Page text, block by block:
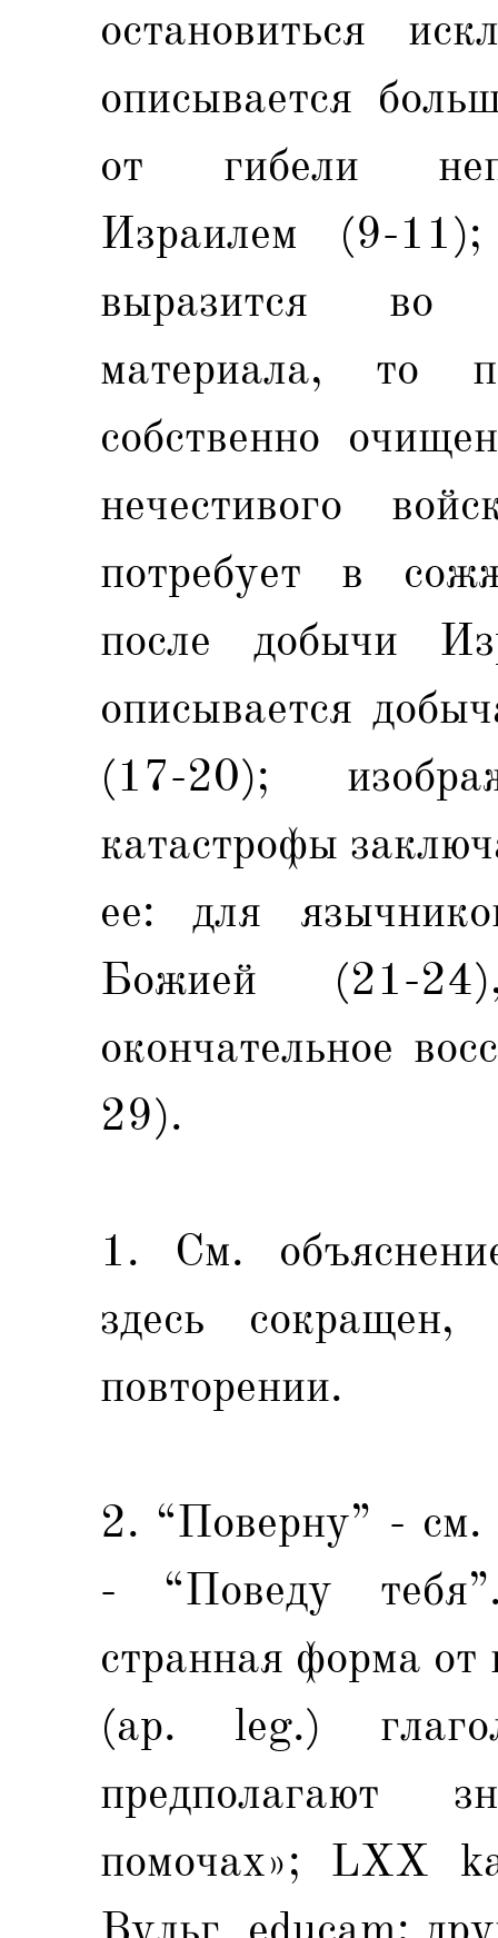
остановиться
описывается
от гибели
Израилем (9-
выразится во
материала, то
собственно
нечестивого
потребует в
после добычи
описывается
(17-20);
катастрофы
ее: для
Божией (21-
окончательное
29).
1. См.
здесь
повторении.
2. “Поверну” -
- “Поведу
странная форма от
(ap. leg.)
предполагают
помочах»; LXX